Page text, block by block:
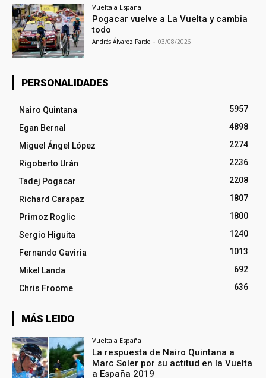
Vuelta a España
Pogacar vuelve a La Vuelta y cambia
todo
Andrés Álvarez Pardo - 03/08/2026
PERSONALIDADES
Nairo Quintana
5957
Egan Bernal
4898
Miguel Ángel López
2274
Rigoberto Urán
2236
Tadej Pogacar
2208
Richard Carapaz
1807
Primoz Roglic
1800
Sergio Higuita
1240
Fernando Gaviria
1013
Mikel Landa
692
Chris Froome
636
MÁS LEIDO
Vuelta a España
La respuesta de Nairo Quintana a
Marc Soler por su actitud en la Vuelta
a España 2019